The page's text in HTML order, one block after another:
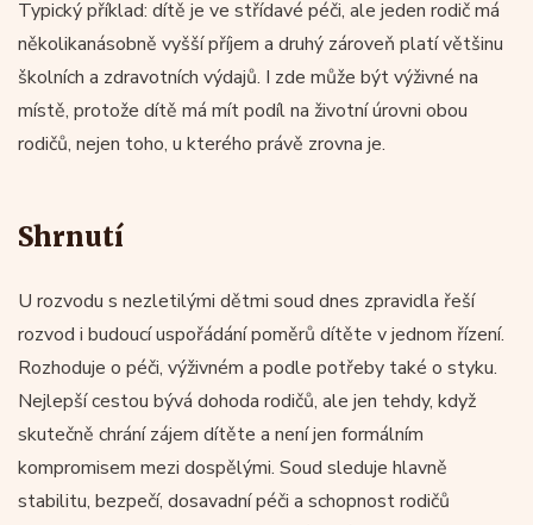
Typický příklad: dítě je ve střídavé péči, ale jeden rodič má
několikanásobně vyšší příjem a druhý zároveň platí většinu
školních a zdravotních výdajů. I zde může být výživné na
místě, protože dítě má mít podíl na životní úrovni obou
rodičů, nejen toho, u kterého právě zrovna je.
Shrnutí
U rozvodu s nezletilými dětmi soud dnes zpravidla řeší
rozvod i budoucí uspořádání poměrů dítěte v jednom řízení.
Rozhoduje o péči, výživném a podle potřeby také o styku.
Nejlepší cestou bývá dohoda rodičů, ale jen tehdy, když
skutečně chrání zájem dítěte a není jen formálním
kompromisem mezi dospělými. Soud sleduje hlavně
stabilitu, bezpečí, dosavadní péči a schopnost rodičů